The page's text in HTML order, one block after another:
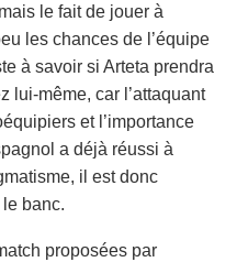
le fait de jouer à
les chances de l’équipe
à savoir si Arteta prendra
lui-même, car l’attaquant
et l’importance
a déjà réussi à
il est donc
banc.
proposées par